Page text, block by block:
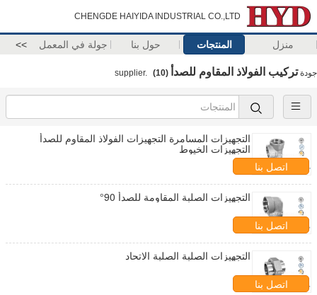
CHENGDE HAIYIDA INDUSTRIAL CO.,LTD
منزل المنتجات حول بنا جولة في المعمل >>
جودةتركيب الفولاذ المقاوم للصدأ (10)
التجهيزات المسامرة التجهيزات الفولاذ المقاوم للصدأ
التجهيزات الخيوط
اتصل بنا
التجهيزات الصلبة المقاومة للصدأ 90°
اتصل بنا
التجهيزات الصلبة الصلبة الاتحاد
اتصل بنا